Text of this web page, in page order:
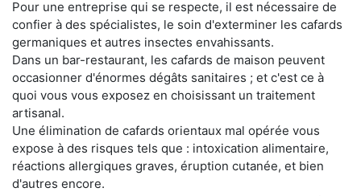
Pour une entreprise qui se respecte, il est nécessaire de
confier à des spécialistes, le soin d'exterminer les cafards
germaniques et autres insectes envahissants.
Dans un bar-restaurant, les cafards de maison peuvent
occasionner d'énormes dégâts sanitaires ; et c'est ce à
quoi vous vous exposez en choisissant un traitement
artisanal.
Une élimination de cafards orientaux mal opérée vous
expose à des risques tels que : intoxication alimentaire,
réactions allergiques graves, éruption cutanée, et bien
d'autres encore.